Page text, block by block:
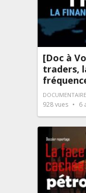
[Doc à
traders,
928vues 6